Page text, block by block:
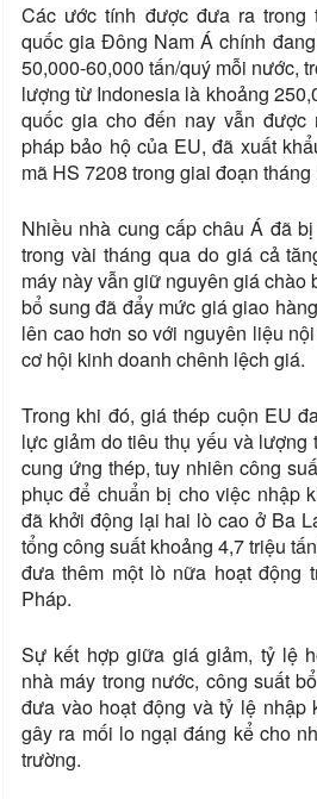
Các ước tính được đưa ra trong
quốc gia Đông Nam Á chính
50,000-60,000 tấn/quý mỗi nước,
lượng từ Indonesia là khoảng
quốc gia cho đến nay vẫn được
pháp bảo hộ của EU, đã xuất
mã HS 7208 trong giai đoạn tháng
Nhiều nhà cung cấp châu Á đã
trong vài tháng qua do giá cả
máy này vẫn giữ nguyên giá chào
bổ sung đã đẩy mức giá giao
lên cao hơn so với nguyên liệu
cơ hội kinh doanh chênh lệch giá.
Trong khi đó, giá thép cuộn EU
lực giảm do tiêu thụ yếu và lượng
cung ứng thép, tuy nhiên công
phục để chuẩn bị cho việc nhập
đã khởi động lại hai lò cao ở Ba
tổng công suất khoảng 4,7 triệu
đưa thêm một lò nữa hoạt động
Pháp.
Sự kết hợp giữa giá giảm, tỷ lệ
nhà máy trong nước, công suất
đưa vào hoạt động và tỷ lệ nhập
gây ra mối lo ngại đáng kể cho
trường.